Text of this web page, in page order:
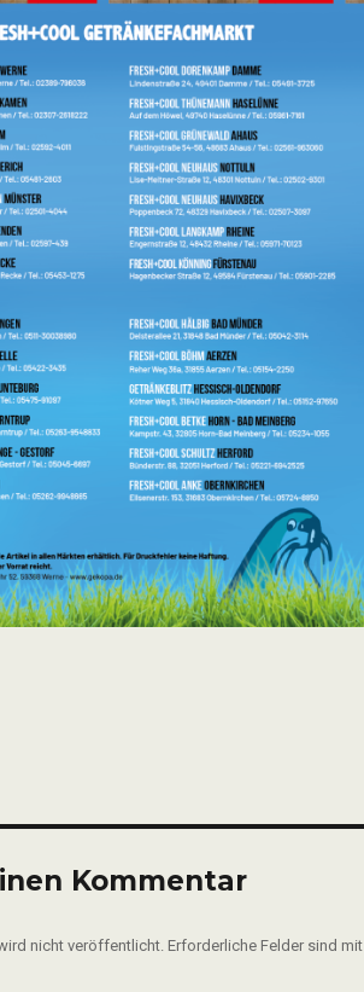
Kommentar
nicht veröffentlicht. Erforderliche Felder sind mit